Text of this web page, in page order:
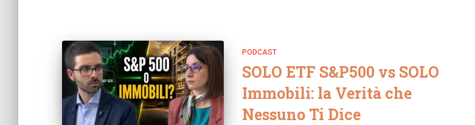
PODCAST
SOLO ETF S&P500 vs SOLO
Immobili: la Verità che
Nessuno Ti Dice